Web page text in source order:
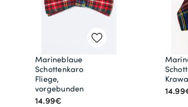
Marineblaue
Schottenkaro
Fliege,
vorgebunden
14.99€